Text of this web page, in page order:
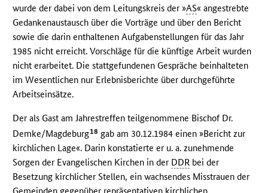
wurde der dabei von dem Leitungskreis der »AS« angestrebte
Gedankenaustausch über die Vorträge und über den Bericht
sowie die darin enthaltenen Aufgabenstellungen für das Jahr
1985 nicht erreicht. Vorschläge für die künftige Arbeit wurden
nicht erarbeitet. Die stattgefundenen Gespräche beinhalteten
im Wesentlichen nur Erlebnisberichte über durchgeführte
Arbeitseinsätze.
Der als Gast am Jahrestreffen teilgenommene Bischof Dr.
Demke/Magdeburg18 gab am 30.12.1984 einen »Bericht zur
kirchlichen Lage«. Darin konstatierte er u. a. zunehmende
Sorgen der Evangelischen Kirchen in der DDR bei der
Besetzung kirchlicher Stellen, ein wachsendes Misstrauen der
Gemeinden gegenüber repräsentativen kirchlichen